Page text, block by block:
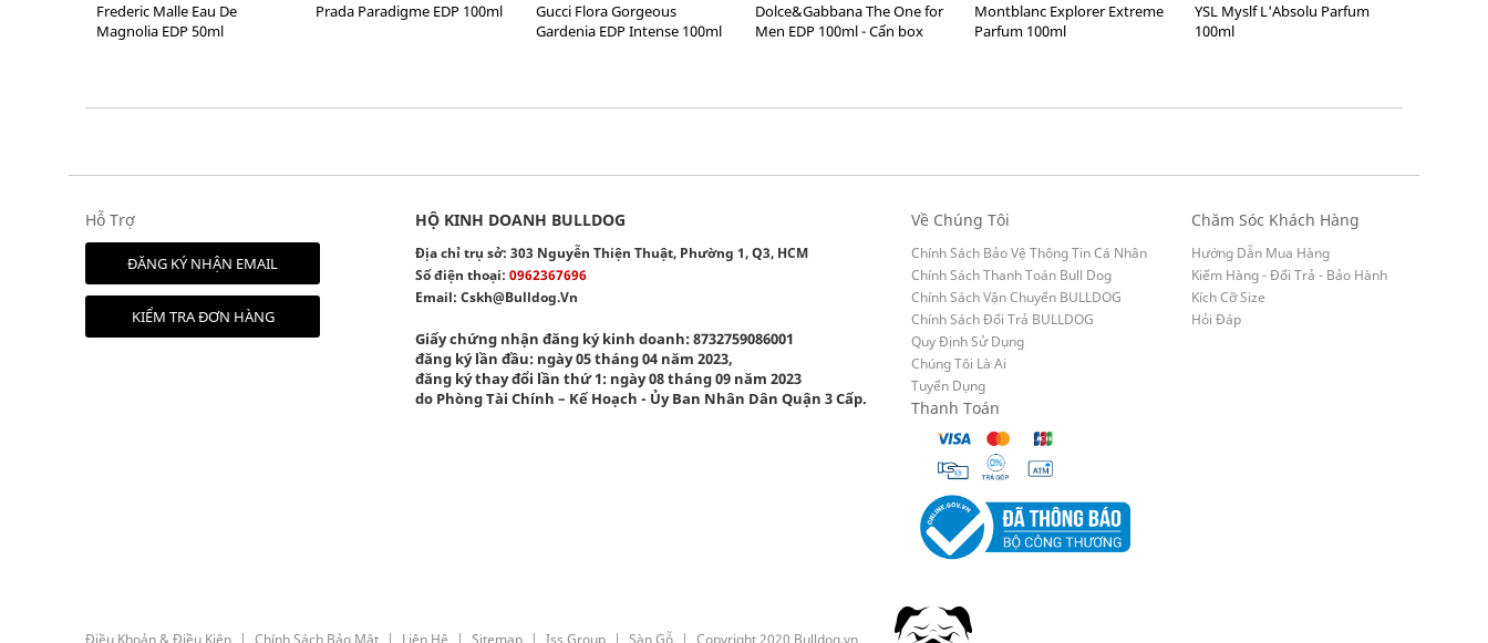
Frederic Malle Eau De
Magnolia EDP 50ml
Prada Paradigme EDP 100ml
Gucci Flora Gorgeous
Gardenia EDP Intense 100ml
Dolce&Gabbana The One for
Men EDP 100ml - Cấn box
Montblanc Explorer Extreme
Parfum 100ml
YSL Myslf L'Absolu Parfum
100ml
Hỗ Trợ
ĐĂNG KÝ NHẬN EMAIL
KIỂM TRA ĐƠN HÀNG
HỘ KINH DOANH BULLDOG
Địa chỉ trụ sở: 303 Nguyễn Thiện Thuật, Phường 1, Q3, HCM
Số điện thoại: 0962367696
Email: Cskh@bulldog.vn
Giấy chứng nhận đăng ký kinh doanh: 8732759086001
đăng ký lần đầu: ngày 05 tháng 04 năm 2023,
đăng ký thay đổi lần thứ 1: ngày 08 tháng 09 năm 2023
do Phòng Tài Chính – Kế Hoạch - Ủy Ban Nhân Dân Quận 3 Cấp.
Về Chúng Tôi
Chính Sách Bảo Vệ Thông Tin Cá Nhân
Chính Sách Thanh Toán Bull Dog
Chính Sách Vận Chuyển BULLDOG
Chính Sách Đổi Trả BULLDOG
Quy Định Sử Dụng
Chúng Tôi Là Ai
Tuyển Dụng
Chăm Sóc Khách Hàng
Hướng Dẫn Mua Hàng
Kiểm Hàng - Đổi Trả - Bảo Hành
Kích Cỡ Size
Hỏi Đáp
Thanh Toán